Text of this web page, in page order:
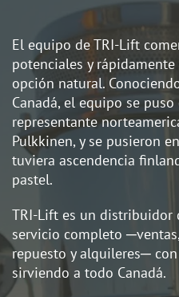
El equipo de TRI-Lift
potenciales y
opción natural.
Canadá, el equipo se
representante
Pulkkinen, y se pusieron
tuviera ascendencia
pastel.
TRI-Lift es un distribuidor
servicio completo
repuesto y alquileres─
sirviendo a todo Canadá.